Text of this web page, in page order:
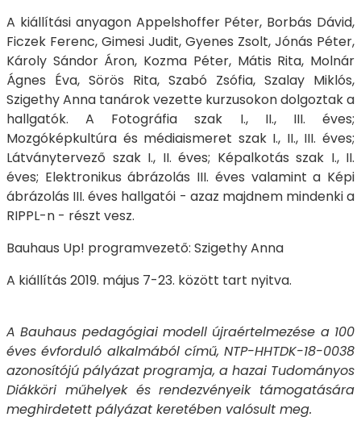
A kiállítási anyagon Appelshoffer Péter, Borbás Dávid,
Ficzek Ferenc, Gimesi Judit, Gyenes Zsolt, Jónás Péter,
Károly Sándor Áron, Kozma Péter, Mátis Rita, Molnár
Ágnes Éva, Sörös Rita, Szabó Zsófia, Szalay Miklós,
Szigethy Anna tanárok vezette kurzusokon dolgoztak a
hallgatók. A Fotográfia szak I., II., III. éves;
Mozgóképkultúra és médiaismeret szak I., II., III. éves;
Látványtervező szak I., II. éves; Képalkotás szak I., II.
éves; Elektronikus ábrázolás III. éves valamint a Képi
ábrázolás III. éves hallgatói - azaz majdnem mindenki a
RIPPL-n - részt vesz.
Bauhaus Up! programvezető: Szigethy Anna
A kiállítás 2019. május 7-23. között tart nyitva.
A Bauhaus pedagógiai modell újraértelmezése a 100
éves évforduló alkalmából című, NTP-HHTDK-18-0038
azonosítójú pályázat programja, a hazai Tudományos
Diákköri műhelyek és rendezvényeik támogatására
meghirdetett pályázat keretében valósult meg.